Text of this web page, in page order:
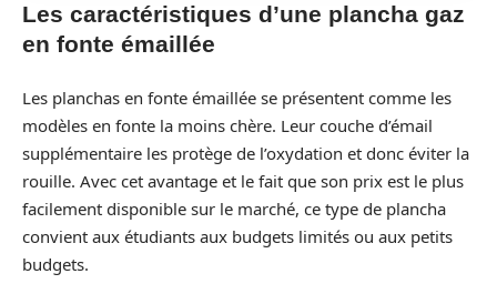
Les caractéristiques d’une plancha gaz
en fonte émaillée
Les planchas en fonte émaillée se présentent comme les
modèles en fonte la moins chère. Leur couche d’émail
supplémentaire les protège de l’oxydation et donc éviter la
rouille. Avec cet avantage et le fait que son prix est le plus
facilement disponible sur le marché, ce type de plancha
convient aux étudiants aux budgets limités ou aux petits
budgets.